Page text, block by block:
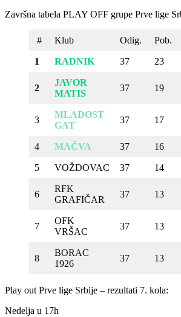
Završna tabela PLAY OFF grupe Prve lige
# Klub Odig. Pob.
1 RADNIK 37 23
2
JAVOR
MATIS
37 19
3
MLADOST
GAT
37 17
4 MAČVA 37 16
5 VOŽDOVAC 37 14
6
RFK
GRAFIČAR
37 13
7
OFK
VRŠAC
37 13
8
BORAC
1926
37 13
Play out Prve lige Srbije – rezultati 7. kola:
Nedelja u 17h